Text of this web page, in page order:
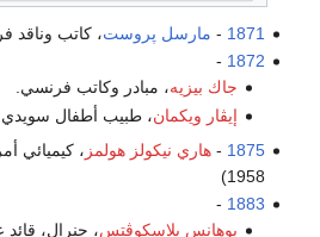
1871
- مارسل پروست، كاتب وناقد
1872
-
جاك بيزيه، مبادر وكاتب فرنسي.
إيڤار ويكمان، طبيب أطفال سويدي.
1875
-هاري نيكولز هولمز ، كيميائي
1958)
1883
-
يوهانس بلاسكوڤتس، جنرال،